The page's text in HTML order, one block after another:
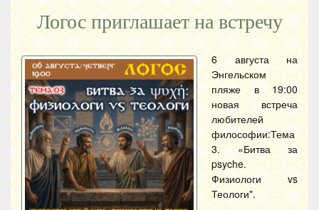
Логос приглашает на встречу
6 августа на
Энгельском
пляже в 19:00
новая встреча
любителей
философии:Тема
3. «Битва за
psyche.
Физиологи vs
Теологи".